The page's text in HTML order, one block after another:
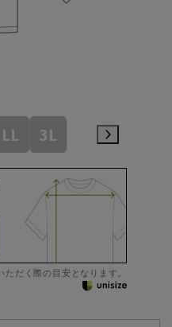
LL 3L
だく際の目安となります。